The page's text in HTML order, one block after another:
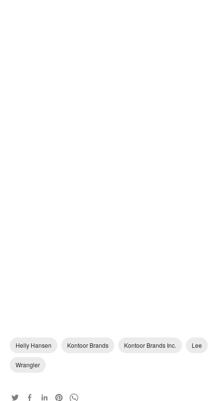
Helly Hansen Kontoor Brands Kontoor Brands Inc. Lee
Wrangler